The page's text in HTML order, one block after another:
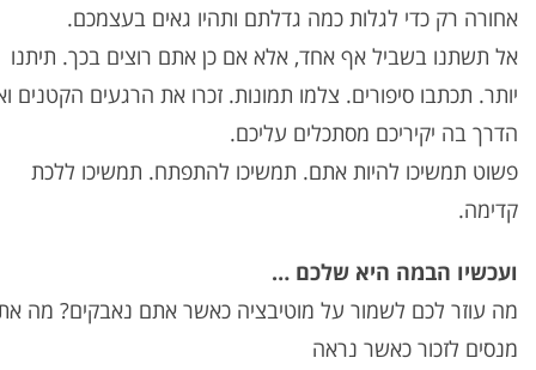
אחורה רק כדי לגלות כמה גדלתם ותהיו גאים בעצמכם.
אל תשתנו בשביל אף אחד, אלא אם כן אתם רוצים בכך. תיתנו
יותר. תכתבו סיפורים. צלמו תמונות. זכרו את הרגעים הקטנים
הדרך בה יקיריכם מסתכלים עליכם.
פשוט תמשיכו להיות אתם. תמשיכו להתפתח. תמשיכו ללכת
קדימה.
ועכשיו הבמה היא שלכם …
מה עוזר לכם לשמור על מוטיבציה כאשר אתם נאבקים? מה
מנסים לזכור כאשר נראה